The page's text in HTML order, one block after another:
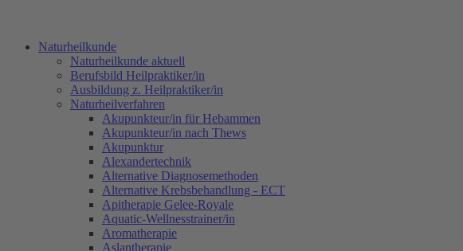
Naturheilkunde
Naturheilkunde aktuell
Berufsbild Heilpraktiker/in
Ausbildung z. Heilpraktiker/in
Naturheilverfahren
Akupunkteur/in für Hebammen
Akupunkteur/in nach Thews
Akupunktur
Alexandertechnik
Alternative Diagnosemethoden
Alternative Krebsbehandlung - ECT
Apitherapie Gelee-Royale
Aquatic-Wellnesstrainer/in
Aromatherapie
Aslantherapie